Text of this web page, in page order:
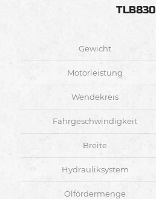
TLB830
Gewicht
Motorleistung
Wendekreis
Fahrgeschwindigkeit
Breite
Hydrauliksystem
Ölfördermenge